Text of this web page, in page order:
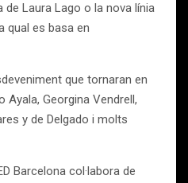
de Laura Lago o la nova línia
qual es basa en
que tornaran en
Georgina Vendrell,
y de Delgado i molts
Barcelona col·labora de